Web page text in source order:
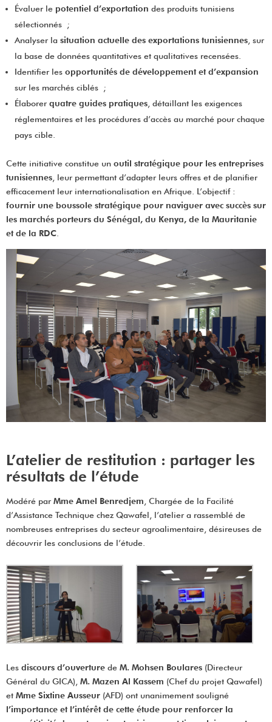
Évaluer le potentiel d’exportation des produits tunisiens
sélectionnés ;
Analyser la situation actuelle des exportations tunisiennes , sur
la base de données quantitatives et qualitatives recensées.
Identifier les opportunités de développement et d’expansion
sur les marchés ciblés ;
Élaborerquatre guides pratiques , détaillant les exigences
réglementaires et les procédures d’accès au marché pour chaque
pays cible.
Cette initiative constitue un outil stratégique pour les entreprises
tunisiennes , leur permettant d’adapter leurs offres et de planifier
efficacement leur internationalisation en Afrique. L’objectif :
fournir une boussole stratégique pour naviguer avec succès sur
les marchés porteurs du Sénégal, du Kenya, de la Mauritanie
et de la RDC
L’atelier de restitution : partager les
résultats de l’étude
Modéré parMme Amel Benredjem, Chargée de la Facilité
d’Assistance Technique chez Qawafel, l’atelier a rassemblé de
nombreuses entreprises du secteur agroalimentaire, désireuses de
découvrir les conclusions de l’étude.
Les discours d’ouverture de M. Mohsen Boulares (Directeur
Général du GICA), M. Mazen Al Kassem (Chef du projet Qawafel)
et Mme Sixtine Ausseur (AFD) ont unanimement souligné
l’importance et l’intérêt de cette étude pour renforcer la